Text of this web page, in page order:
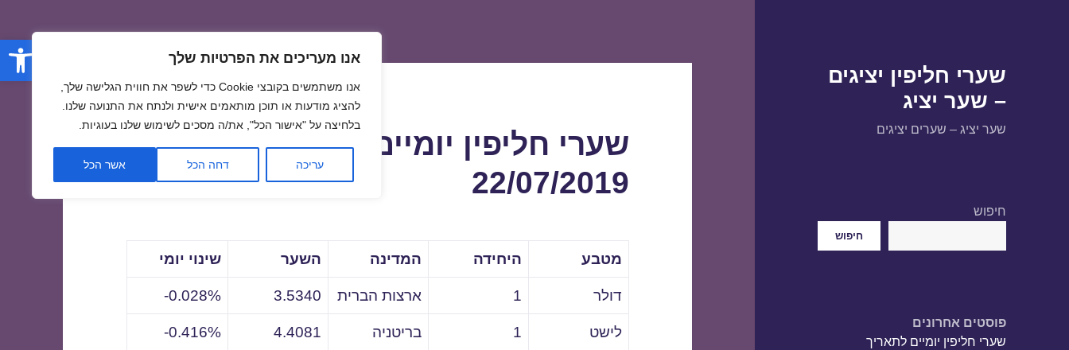
פתח אנו מעריכים את הפרטיות שלך
אנו משתמשים בקובצי Cookie כדי לשפר את חווית הגלישה שלך,
להציג מודעות או תוכן מותאמים אישית ולנתח את התנועה שלנו.
בלחיצה על "אישור הכל", את/ה מסכים לשימוש שלנו בעוגיות.
עריכה דחה הכל אשר הכל
שערי חליפין יציגים
– שער יציג
שער יציג – שערים יציגים
חיפוש
חיפוש
פוסטים אחרונים
שערי חליפין יומיים לתאריך
שערי חליפין יומיים לתאריך
22/07/2019
מטבע היחידה המדינה השער שינוי יומי
דולר 1 ארצות הברית 3.5340
0.028%-
לישט 1 בריטניה 4.4081
0.416%-